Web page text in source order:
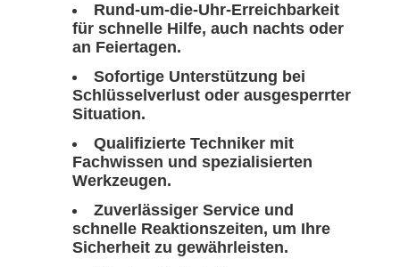
Rund-um-die-Uhr-Erreichbarkeit
für schnelle Hilfe, auch nachts oder
an Feiertagen.
Sofortige Unterstützung bei
Schlüsselverlust oder ausgesperrter
Situation.
Qualifizierte Techniker mit
Fachwissen und spezialisierten
Werkzeugen.
Zuverlässiger Service und
schnelle Reaktionszeiten, um Ihre
Sicherheit zu gewährleisten.